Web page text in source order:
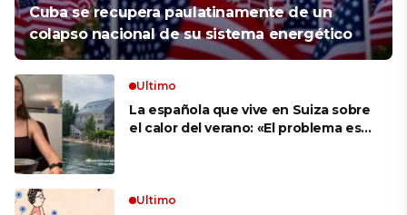
Cuba se recupera paulatinamente de un
colapso nacional de su sistema energético
Ultimo
La española que vive en Suiza sobre
el calor del verano: «El problema es
Ultimo